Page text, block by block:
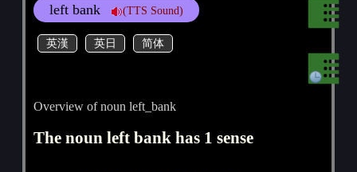
left bank (TTS Sound)
英漢 英日 简体
Overview of noun left_bank
The noun left bank has 1 sense